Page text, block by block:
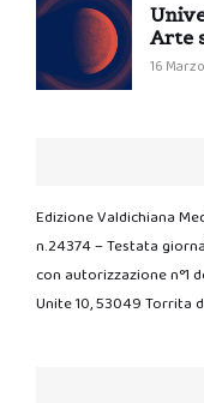
Arte
16
Edizione Valdichiana
n.24374 – Testata
con autorizzazione n°1
Unite 10, 53049 Torrita